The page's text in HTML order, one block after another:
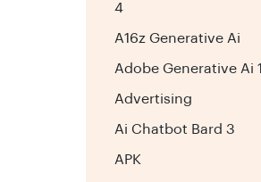
4
A16z Generative Ai
Adobe Generative Ai 1
Advertising
Ai Chatbot Bard 3
APK